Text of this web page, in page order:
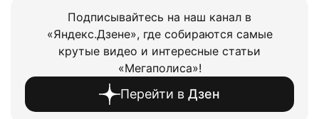
Подписывайтесь на наш канал в
«Яндекс.Дзене», где собираются самые
крутые видео и интересные статьи
«Мегаполиса»!
Перейти в Дзен